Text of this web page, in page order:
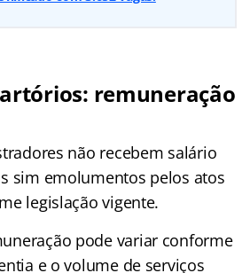
remuneração
não recebem salário
sim emolumentos pelos atos
legislação vigente.
pode variar conforme
e o volume de serviços